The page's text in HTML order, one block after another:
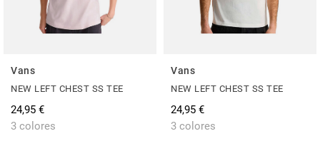
Vans
NEW LEFT CHEST SS TEE
24,95 €
3 colores
Vans
NEW LEFT CHEST SS TEE
24,95 €
3 colores